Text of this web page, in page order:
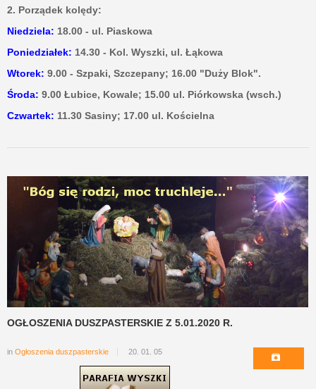
2. Porządek kolędy:
Niedziela: 18.00 - ul. Piaskowa
Poniedziałek: 14.30 - Kol. Wyszki, ul. Łąkowa
Wtorek: 9.00 - Szpaki, Szczepany; 16.00 "Duży Blok".
Środa: 9.00 Łubice, Kowale; 15.00 ul. Piórkowska (wsch.)
Czwartek: 11.30 Sasiny; 17.00 ul. Kościelna
OGŁOSZENIA DUSZPASTERSKIE Z 5.01.2020 R.
in Ogłoszenia duszpasterskie 20. 01. 05